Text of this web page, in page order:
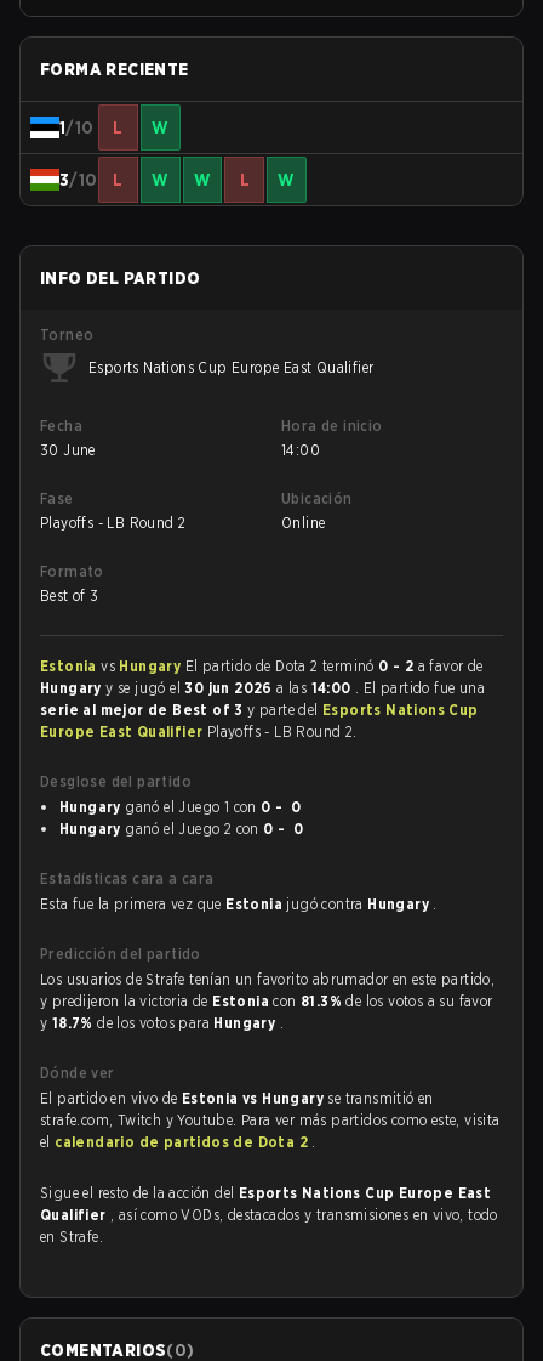
FORMA RECIENTE
1/10 L W
3/10 L W W L W
INFO DEL PARTIDO
Torneo
Esports Nations Cup Europe East Qualifier
Fecha
30 June
Hora de inicio
14:00
Fase
Playoffs - LB Round 2
Ubicación
Online
Formato
Best of 3
Estoniavs Hungary El partido de Dota 2 terminó 0 - 2 a favor de
Hungaryy se jugó el30 jun 2026a las 14:00 . El partido fue una
serie al mejor de Best of 3y parte del Esports Nations Cup
Europe East Qualifier Playoffs - LB Round 2.
Desglose del partido
Hungary ganó el Juego 1 con 0 - 0
Hungary ganó el Juego 2 con 0 - 0
Estadísticas cara a cara
Esta fue la primera vez que Estonia jugó contra Hungary .
Predicción del partido
Los usuarios de Strafe tenían un favorito abrumador en este partido,
y predijeron la victoria de Estoniacon 81.3%de los votos a su favor
y 18.7%de los votos para Hungary .
Dónde ver
El partido en vivo de Estonia vs Hungary se transmitió en
strafe.com, Twitch y Youtube. Para ver más partidos como este, visita
el calendario de partidos de Dota 2 .
Sigue el resto de la acción del Esports Nations Cup Europe East
Qualifier , así como VODs, destacados y transmisiones en vivo, todo
en Strafe.
COMENTARIOS(0)